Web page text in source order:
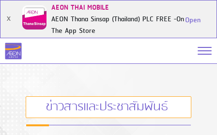
X
AEON THAI MOBILE
AEON Thana Sinsap (Thailand) PLC FREE -On
The App Store
Open
ข่าวสารและประชาสัมพันธ์